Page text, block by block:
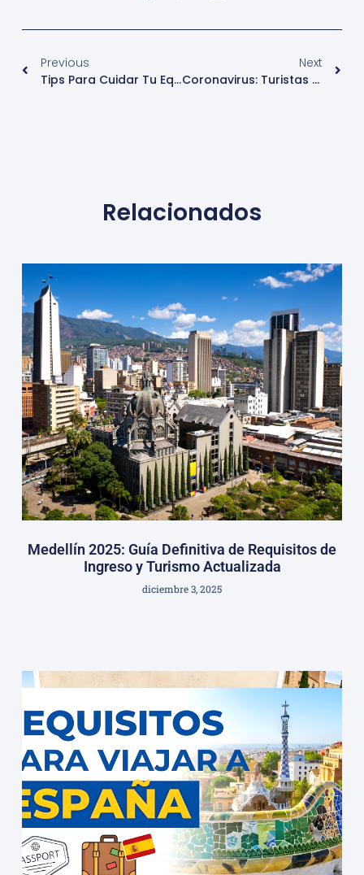
Previous
Tips Para Cuidar Tu Equipaje
Next
Coronavirus: Turistas Sin Visa En Estados Unidos – Notiturismo
Relacionados
Medellín 2025: Guía Definitiva de Requisitos de
Ingreso y Turismo Actualizada
diciembre 3, 2025